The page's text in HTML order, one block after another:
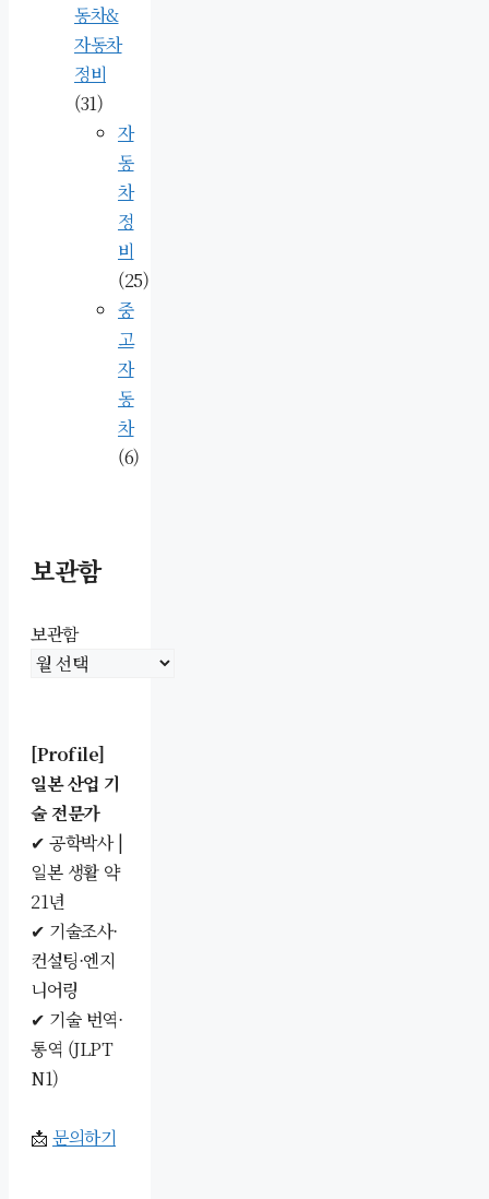
동차&
자동차
정비
(31)
자
동
차
정
비
(25)
중
고
자
동
차
(6)
보관함
보관함
[Profile]
일본 산업 기
술 전문가
✔ 공학박사 |
일본 생활 약
21년
✔ 기술조사·
컨설팅·엔지
니어링
✔ 기술 번역·
통역 (JLPT
N1)
📩 문의하기